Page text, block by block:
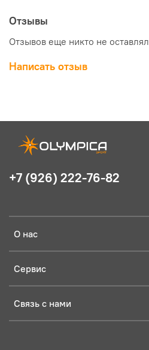
Отзывы
Отзывов еще никто не оставлял
Написать отзыв
О нас
Сервис
Связь с нами
+7 (926) 222-76-82